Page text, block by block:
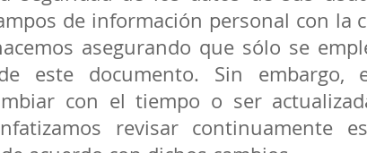
de información personal con la
asegurando que sólo se
este documento. Sin embargo,
con el tiempo o ser
revisar continuamente